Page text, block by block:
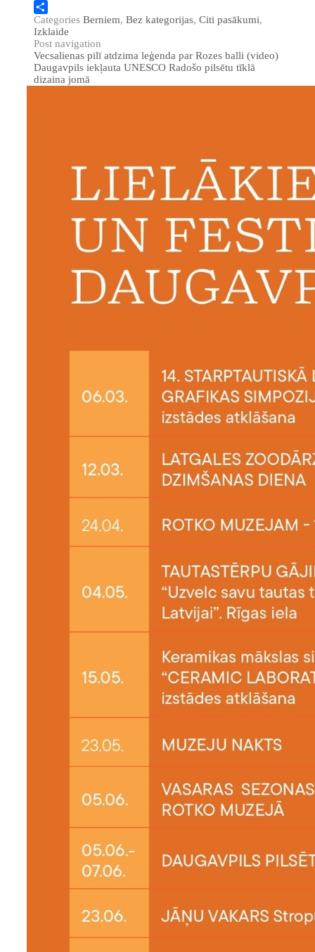
Twitter
Share
Categories Berniem, Bez kategorijas, Citi pasākumi,
Izklaide
Post navigation
Vecsalienas pilī atdzima leģenda par Rozes balli (video)
Daugavpils iekļauta UNESCO Radošo pilsētu tīklā
dizaina jomā